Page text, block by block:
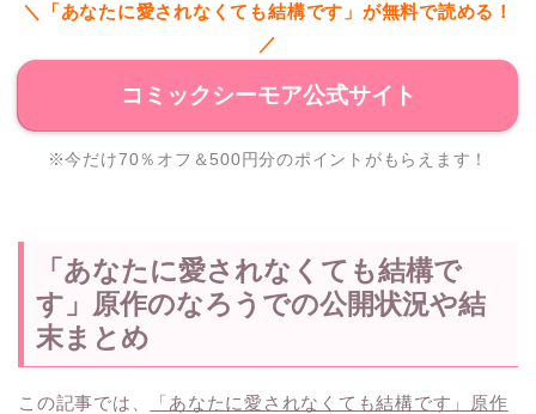
＼「あなたに愛されなくても結構です」が無料で読める！
／
コミックシーモア公式サイト
※今だけ70％オフ＆500円分のポイントがもらえます！
「あなたに愛されなくても結構で
す」原作のなろうでの公開状況や結
末まとめ
この記事では、
「あなたに愛されなくても結構です」原作